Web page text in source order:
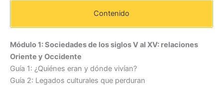
Contenido
Módulo 1: Sociedades de los siglos V al XV: relaciones
Oriente y Occidente
Guía 1: ¿Quiénes eran y dónde vivían?
Guía 2: Legados culturales que perduran